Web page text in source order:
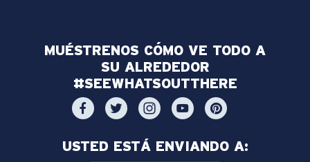
MUÉSTRENOS CÓMO VE TODO A
SU ALREDEDOR
#SEEWHATSOUTTHERE
USTED ESTÁ ENVIANDO A: